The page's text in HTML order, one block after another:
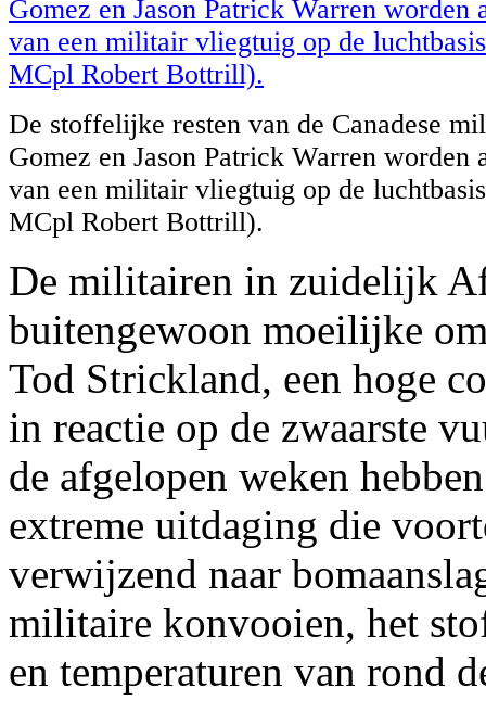
De stoffelijke resten van de Canadese
Gomez en Jason Patrick Warren worden
van een militair vliegtuig op de
MCpl Robert Bottrill).
De militairen in zuidelijk
buitengewoon moeilijke
Tod Strickland, een hoge
in reactie op de zwaarste
de afgelopen weken
extreme uitdaging die
verwijzend naar
militaire konvooien, het
en temperaturen van rond